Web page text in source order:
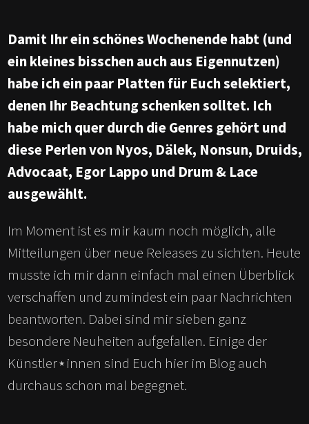
Damit Ihr ein schönes Wochenende habt (und
ein kleines bisschen auch aus Eigennutzen)
habe ich ein paar Platten für Euch selektiert,
denen Ihr Beachtung schenken solltet. Ich
habe mich quer durch die Genres gehört und
diese Perlen von Nyos, Dälek, Nonsun, Druids,
Advocaat, Egor Lappo und Drum & Lace
ausgewählt.
Im Moment ist es mir kaum noch möglich, alle
Mitteilungen über neue Releases zu sichten. Heute
musste ich mir dann einfach mal einen Überblick
verschaffen und zumindest ein paar Nachrichten
beantworten. Dabei sind mir sieben ganz
besondere Neuheiten aufgefallen. Einige der
Künstler⋆innen sind Euch hier im Blog auch
durchaus schon mal begegnet.